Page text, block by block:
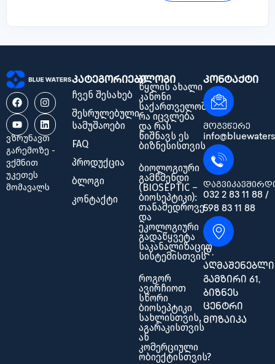
ვზრუნავთ
გარემოზე -
ვქმნით
უკეთეს
მომავალს
კატეგორიები
ჩვენ შესახებ
შესრულებული
სამუშაოები
FAQ
პროდუქცია
ბლოგი
კონტაქტი
ბლოგი
წყლის ახალი
კანონი
საქართველოში:
რა იცვლება
და რას
ნიშნავს ეს
ბიზნესისთვის
ბიოლოგიური
გამწმენდი
(BIOSEPTIC –
ბიოსეპტიკი):
თანამედროვე
და
ეკოლოგიური
გადაწყვეტა
საკანალიზაციო
სისტემისთვის
როგორ
ავირჩიოთ
სწორი
ბიოსეპტიკი
სახლისთვის,
აგარაკისთვის
ან
კომერციული
ობიექტისთვის?
კონტაქტი
მოგვწერე
032 2 83 11 88 /
598 83 11 88
დ.
გამზირი 61,
ბიზნეს
ცენტრი
მოზაიკა